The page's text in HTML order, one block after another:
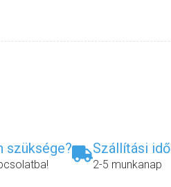
szüksége? Szállítási idő
2-5 munkanap